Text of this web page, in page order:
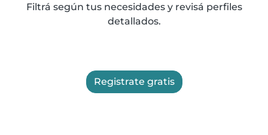
Filtrá según tus necesidades y revisá perfiles
detallados.
Registrate gratis